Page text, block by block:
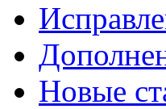
Новые